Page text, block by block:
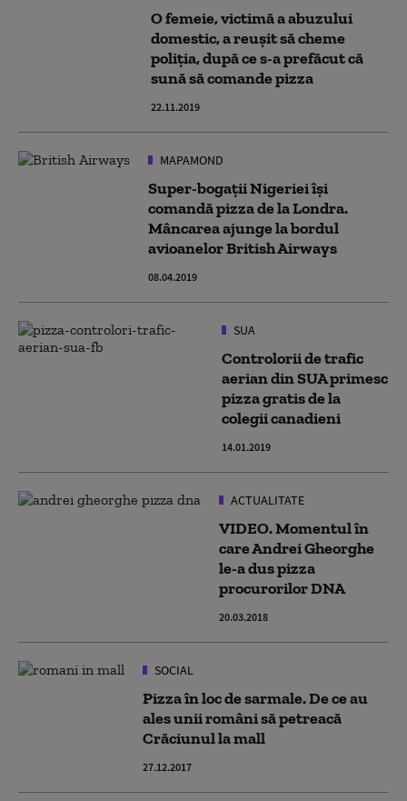
O femeie, victimă a abuzului
domestic, a reușit să cheme
poliția, după ce s-a prefăcut că
sună să comande pizza
22.11.2019
MAPAMOND
Super-bogații Nigeriei își
comandă pizza de la Londra.
Mâncarea ajunge la bordul
avioanelor British Airways
08.04.2019
SUA
Controlorii de trafic
aerian din SUA primesc
pizza gratis de la
colegii canadieni
14.01.2019
ACTUALITATE
VIDEO. Momentul în
care Andrei Gheorghe
le-a dus pizza
procurorilor DNA
20.03.2018
SOCIAL
Pizza în loc de sarmale. De ce au
ales unii români să petreacă
Crăciunul la mall
27.12.2017